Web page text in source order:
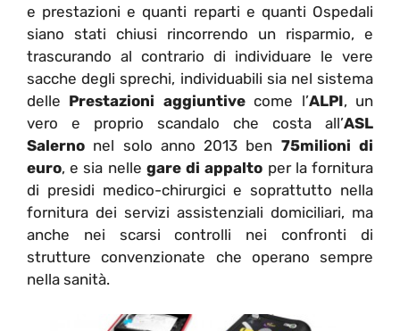
e prestazioni e quanti reparti e quanti Ospedali
siano stati chiusi rincorrendo un risparmio, e
trascurando al contrario di individuare le vere
sacche degli sprechi, individuabili sia nel sistema
delle Prestazioni aggiuntivecome l’ALPI, un
vero e proprio scandalo che costa all’ASL
Salerno nel solo anno 2013 ben 75milioni di
euro, e sia nelle gare di appalto per la fornitura
di presidi medico-chirurgici e soprattutto nella
fornitura dei servizi assistenziali domiciliari, ma
anche nei scarsi controlli nei confronti di
strutture convenzionate che operano sempre
nella sanità.